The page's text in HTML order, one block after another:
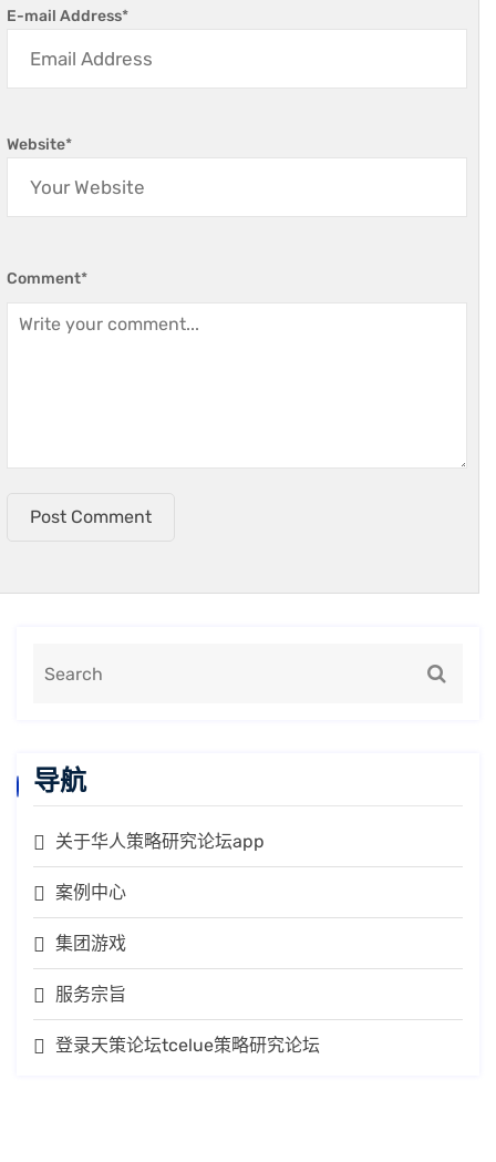
E-mail Address*
Website*
Comment*
Post Comment
导航
关于华人策略研究论坛app
案例中心
集团游戏
服务宗旨
登录天策论坛tcelue策略研究论坛